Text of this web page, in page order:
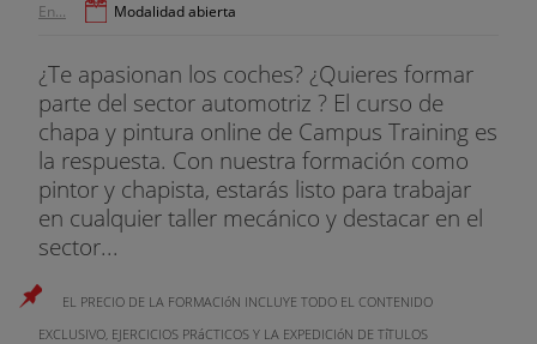
En...
Modalidad abierta
¿Te apasionan los coches? ¿Quieres formar
parte del sector automotriz ? El curso de
chapa y pintura online de Campus Training es
la respuesta. Con nuestra formación como
pintor y chapista, estarás listo para trabajar
en cualquier taller mecánico y destacar en el
sector...
EL PRECIO DE LA FORMACIóN INCLUYE TODO EL CONTENIDO
EXCLUSIVO, EJERCICIOS PRáCTICOS Y LA EXPEDICIóN DE TíTULOS